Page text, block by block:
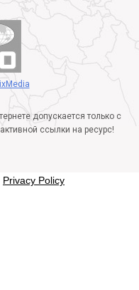
допускается только с
ссылки на ресурс!
Privacy Policy